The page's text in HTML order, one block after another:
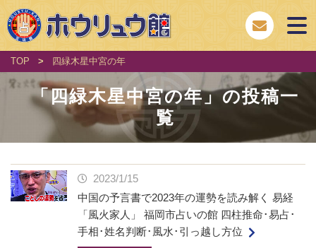
TOP > 四緑木星中宮の年
「四緑木星中宮の年」の投稿一
覧
2023/1/15
中国の予言書で2023年の運勢を読み解く 易経
「風火家人」 福岡市占いの館 四柱推命･易占･
手相･姓名判断･風水･引っ越し方位